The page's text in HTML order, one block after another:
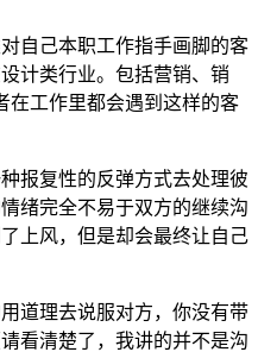
自己本职工作指手画脚的客
计类行业。包括营销、销
在工作里都会遇到这样的客
报复性的反弹方式去处理彼
绪完全不易于双方的继续沟
上风，但是却会最终让自己
道理去说服对方，你没有带
看清楚了，我讲的并不是沟